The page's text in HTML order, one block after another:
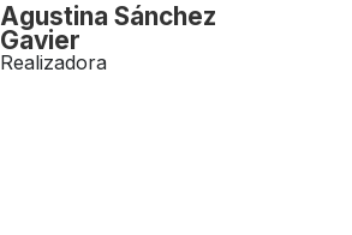
Agustina Sánchez
Gavier
Realizadora